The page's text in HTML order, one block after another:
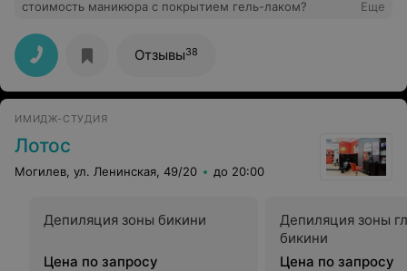
стоимость маникюра с покрытием гель-лаком? Еще
Отзывы38
ИМИДЖ-СТУДИЯ
Лотос
Могилев, ул. Ленинская, 49/20 до 20:00
Депиляция зоны бикини
Цена по запросу
Депиляция зоны
бикини
Цена по запросу